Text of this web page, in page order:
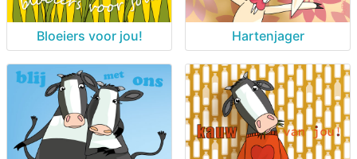
Bloeiers voor jou! Hartenjager